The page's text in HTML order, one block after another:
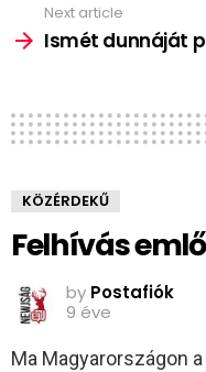
Next article
Ismét dunnáját
KÖZÉRDEKŰ
Felhívás
by Postafiók
9 éve
Ma Magyarországon